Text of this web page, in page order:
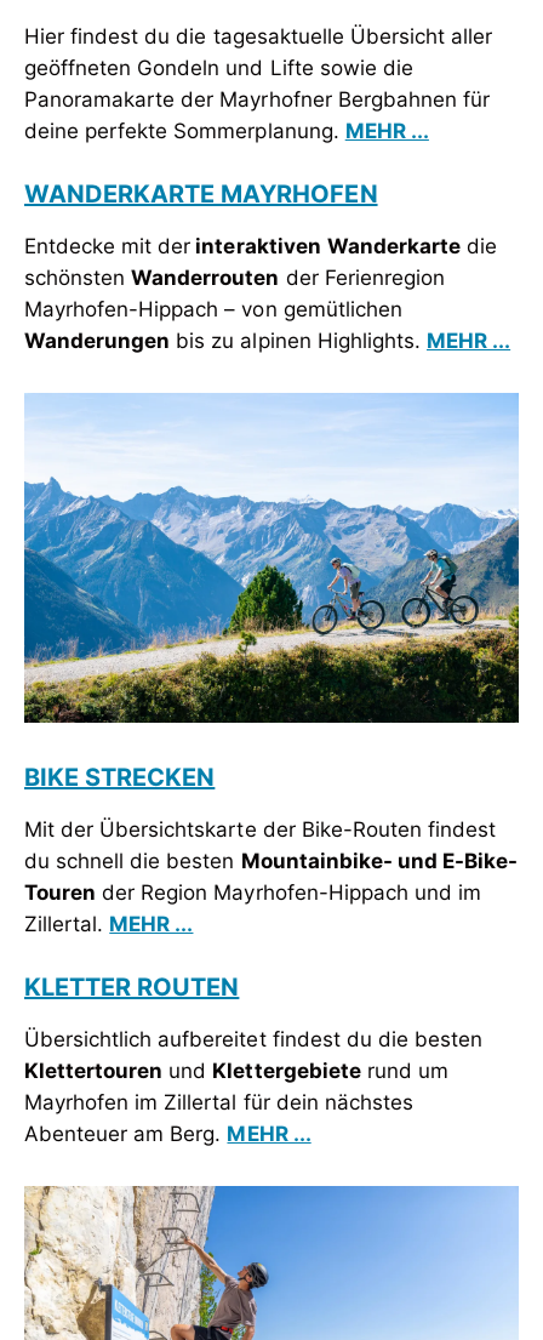
Hier findest du die tagesaktuelle Übersicht aller
geöffneten Gondeln und Lifte sowie die
Panoramakarte der Mayrhofner Bergbahnen für
deine perfekte Sommerplanung. MEHR ...
WANDERKARTE MAYRHOFEN
Entdecke mit der interaktiven Wanderkartedie
schönstenWanderrouten der Ferienregion
Mayrhofen-Hippach – von gemütlichen
Wanderungen bis zu alpinen Highlights. MEHR ...
BIKE STRECKEN
Mit der Übersichtskarte der Bike-Routen findest
du schnell die besten Mountainbike- und E-Bike-
Touren der Region Mayrhofen-Hippach und im
Zillertal. MEHR ...
KLETTER ROUTEN
Übersichtlich aufbereitet findest du die besten
Klettertouren und Klettergebieterund um
Mayrhofen im Zillertal für dein nächstes
Abenteuer am Berg. MEHR ...